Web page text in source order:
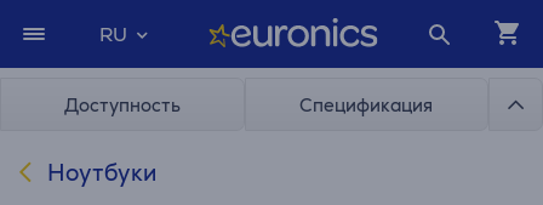
RU
Доступность Спецификация
Ноутбуки